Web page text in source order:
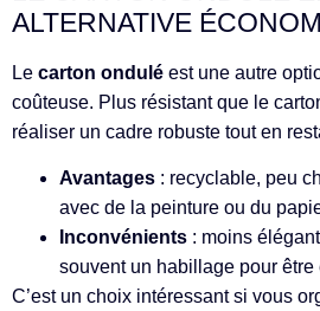
ALTERNATIVE
Le carton ondulé est une autre
coûteuse. Plus résistant que le
réaliser un cadre robuste tout en
Avantages : recyclable, peu
avec de la peinture ou du
Inconvénients : moins
souvent un habillage pour être
C’est un choix intéressant si vous